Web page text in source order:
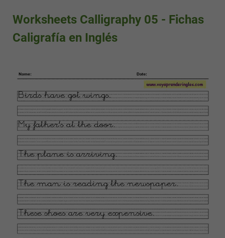
Worksheets Calligraphy 05 - Fichas
Caligrafía en Inglés